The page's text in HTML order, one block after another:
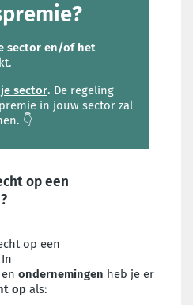
sector en/of het
sector. De regeling
in jouw sector zal
👇
op een
op een
en ondernemingen heb je er
op als: